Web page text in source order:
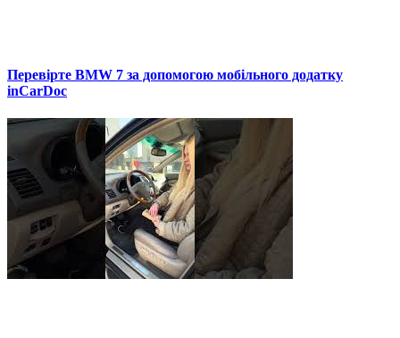
Перевірте BMW 7 за допомогою мобільного додатку
inCarDoc